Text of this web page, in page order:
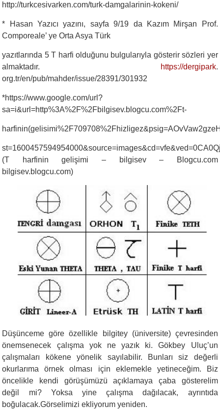
http://turkcesivarken.com/turk-damgalarinin-kokeni/
* Hasan Yazıcı yazını, sayfa 9/19 da Kazım Mirşan Prof.
Comporeale’ ye Orta Asya Türk
yazıtlarında 5 T harfi olduğunu bulgularıyla gösterir sözleri yer
almaktadır.
https://dergipark.
org.tr/en/pub/mahder/issue/28391/301932
*https://www.google.com/url?
sa=i&url=http%3A%2F%2Fbilgisev.blogcu.com%2Ft-
(T harfinin gelişimi – bilgisev – Blogcu.com
bilgisev.blogcu.com)
Düşünceme göre özellikle bilgitey (üniversite) çevresinden
önemsenecek çalışma yok ne yazık ki. Gökbey Uluç’un
çalışmaları kökene yönelik sayılabilir. Bunları siz değerli
okurlarıma örnek olması için eklemekle yetineceğim. Biz
öncelikle kendi görüşümüzü açıklamaya çaba gösterelim
değil mi? Yoksa yine çalışma dağılacak, ayrıntıda
boğulacak.Görselimizi ekliyorum yeniden.